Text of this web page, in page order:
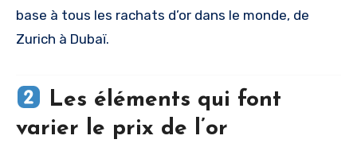
base à tous les rachats d’or dans le monde, de
Zurich à Dubaï.
Les éléments qui font
varier le prix de l’or